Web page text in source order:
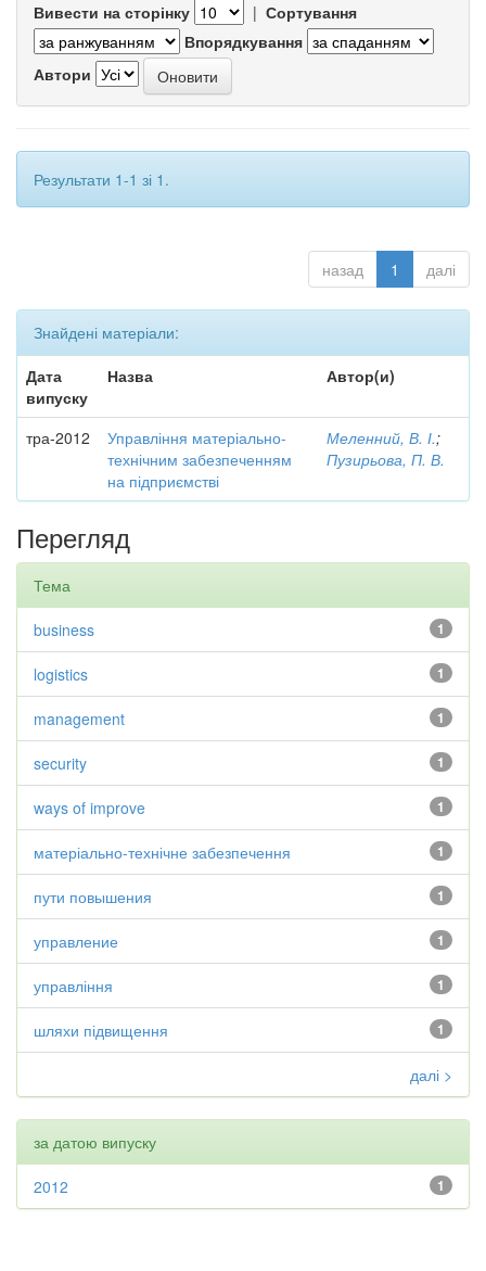
Вивести на сторінку | Сортування
Впорядкування
Автори
Результати 1-1 зі 1.
назад 1 далі
Знайдені матеріали:
Дата
випуску
Назва Автор(и)
тра-2012
Управління матеріально-
технічним забезпеченням
на підприємстві
Меленний, В. І.;
Пузирьова, П. В.
Перегляд
Тема
1
business
1
logistics
1
management
1
security
1
ways of improve
1
матеріально-технічне забезпечення
1
пути повышения
1
управление
1
управління
1
шляхи підвищення
далі >
за датою випуску
1
2012